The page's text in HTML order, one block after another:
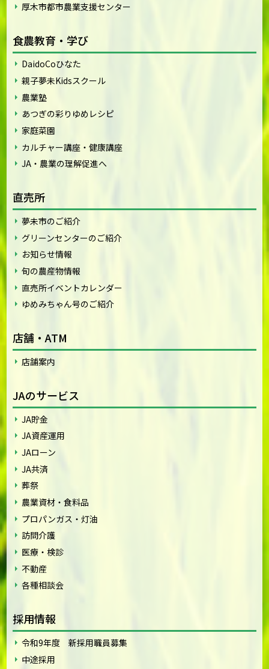
厚木市都市農業支援センター
食農教育・学び
DaidoCoひなた
親子夢未Kidsスクール
農業塾
あつぎの彩りゆめレシピ
家庭菜園
カルチャー講座・健康講座
JA・農業の理解促進へ
直売所
夢未市のご紹介
グリーンセンターのご紹介
お知らせ情報
旬の農産物情報
直売所イベントカレンダー
ゆめみちゃん号のご紹介
店舗・ATM
店舗案内
JAのサービス
JA貯金
JA資産運用
JAローン
JA共済
葬祭
農業資材・食料品
プロパンガス・灯油
訪問介護
医療・検診
不動産
各種相談会
採用情報
令和9年度 新採用職員募集
中途採用